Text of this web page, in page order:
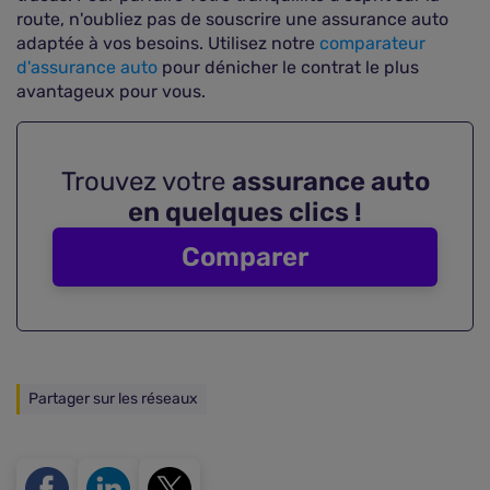
route, n'oubliez pas de souscrire une assurance auto
adaptée à vos besoins. Utilisez notre comparateur
d'assurance auto pour dénicher le contrat le plus
avantageux pour vous.
Trouvez votre assurance auto
en quelques clics !
Comparer
Partager sur les réseaux